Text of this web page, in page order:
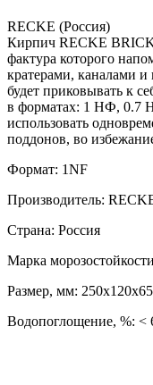
RECKE (Россия)
Кирпич RECKE
фактура которого
кратерами, каналами
будет приковывать к
в форматах: 1 НФ, 0.7
использовать
поддонов, во
Формат: 1NF
Производитель:
Страна: Россия
Марка
Размер, мм: 250х120х65
Водопоглощение, %: <